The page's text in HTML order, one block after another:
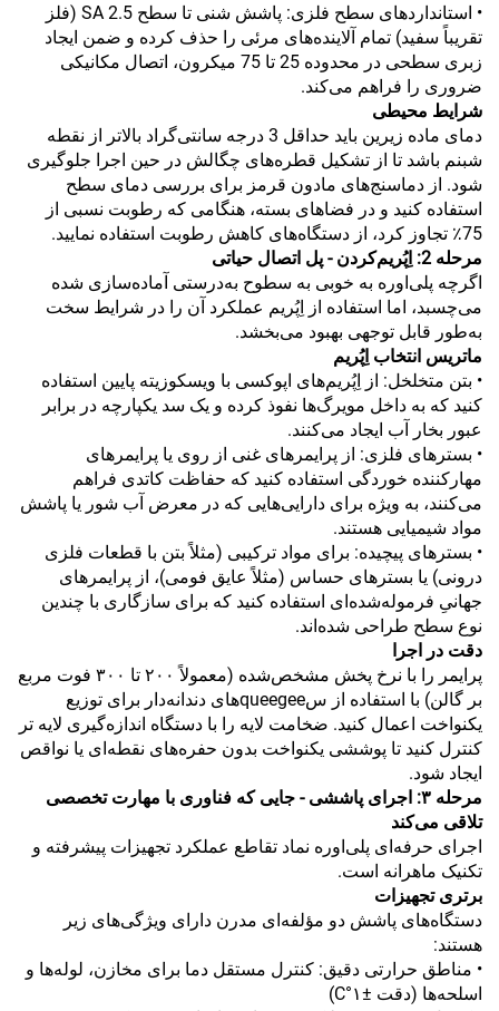
• استانداردهای سطح فلزی: پاشش شنی تا سطح SA 2.5 (فلز
تقریباً سفید) تمام آلاینده‌های مرئی را حذف کرده و ضمن ایجاد
زبری سطحی در محدوده 25 تا 75 میکرون، اتصال مکانیکی
ضروری را فراهم می‌کند.
شرایط محیطی
دمای ماده زیرین باید حداقل 3 درجه سانتی‌گراد بالاتر از نقطه
شبنم باشد تا از تشکیل قطره‌های چگالش در حین اجرا جلوگیری
شود. از دماسنج‌های مادون قرمز برای بررسی دمای سطح
استفاده کنید و در فضاهای بسته، هنگامی که رطوبت نسبی از
75٪ تجاوز کرد، از دستگاه‌های کاهش رطوبت استفاده نمایید.
مرحله 2: اِپُریم‌کردن - پل اتصال حیاتی
اگرچه پلی‌اوره به خوبی به سطوح به‌درستی آماده‌سازی شده
می‌چسبد، اما استفاده از اِپُریم عملکرد آن را در شرایط سخت
به‌طور قابل توجهی بهبود می‌بخشد.
ماتریس انتخاب اِپُریم
• بتن متخلخل: از اِپُریم‌های اپوکسی با ویسکوزیته پایین استفاده
کنید که به داخل مویرگ‌ها نفوذ کرده و یک سد یکپارچه در برابر
عبور بخار آب ایجاد می‌کنند.
• بسترهای فلزی: از پرایمرهای غنی از روی یا پرایمرهای
مهارکننده خوردگی استفاده کنید که حفاظت کاتدی فراهم
می‌کنند، به ویژه برای دارایی‌هایی که در معرض آب شور یا پاشش
مواد شیمیایی هستند.
• بسترهای پیچیده: برای مواد ترکیبی (مثلاً بتن با قطعات فلزی
درونی) یا بسترهای حساس (مثلاً عایق فومی)، از پرایمرهای
جهانیِ فرموله‌شده‌ای استفاده کنید که برای سازگاری با چندین
نوع سطح طراحی شده‌اند.
دقت در اجرا
پرایمر را با نرخ پخش مشخص‌شده (معمولاً ۲۰۰ تا ۳۰۰ فوت مربع
بر گالن) با استفاده از سqueegeeهای دندانه‌دار برای توزیع
یکنواخت اعمال کنید. ضخامت لایه را با دستگاه اندازه‌گیری لایه تر
کنترل کنید تا پوششی یکنواخت بدون حفره‌های نقطه‌ای یا نواقص
ایجاد شود.
مرحله ۳: اجرای پاششی - جایی که فناوری با مهارت تخصصی
تلاقی می‌کند
اجرای حرفه‌ای پلی‌اوره نماد تقاطع عملکرد تجهیزات پیشرفته و
تکنیک ماهرانه است.
برتری تجهیزات
دستگاه‌های پاشش دو مؤلفه‌ای مدرن دارای ویژگی‌های زیر
هستند:
• مناطق حرارتی دقیق: کنترل مستقل دما برای مخازن، لوله‌ها و
اسلحه‌ها (دقت ±۱°C)